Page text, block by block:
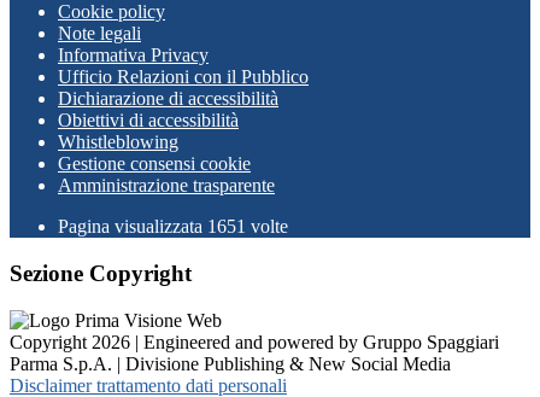
Cookie policy
Note legali
Informativa Privacy
Ufficio Relazioni con il Pubblico
Dichiarazione di accessibilità
Obiettivi di accessibilità
Whistleblowing
Gestione consensi cookie
Amministrazione trasparente
Pagina visualizzata 1651 volte
Sezione Copyright
Copyright 2026 | Engineered and powered by Gruppo Spaggiari
Parma S.p.A. | Divisione Publishing & New Social Media
Disclaimer trattamento dati personali